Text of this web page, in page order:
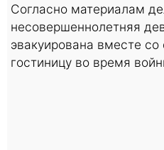
Согласно материалам
несовершеннолетняя
эвакуирована вместе
гостиницу во время